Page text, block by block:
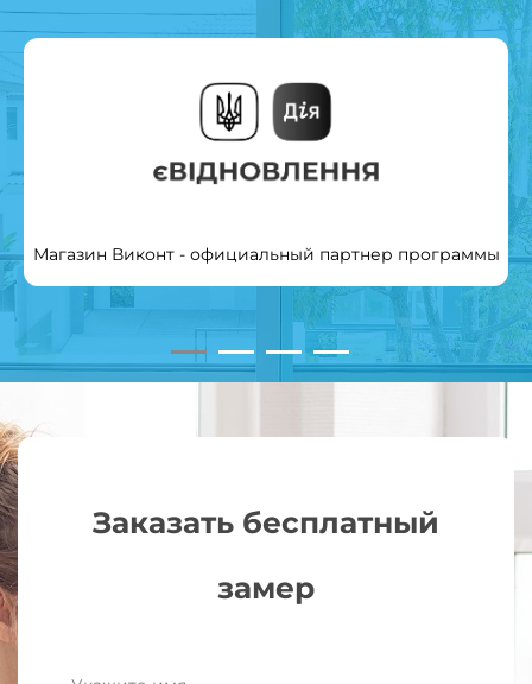
Магазин Виконт - официальный партнер программы
Заказать бесплатный
замер